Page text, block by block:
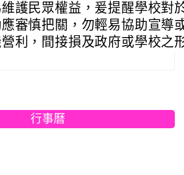
護民眾權益，爰提醒學校對
審慎把關，勿輕易協助宣導
利，間接損及政府或學校之
行事曆